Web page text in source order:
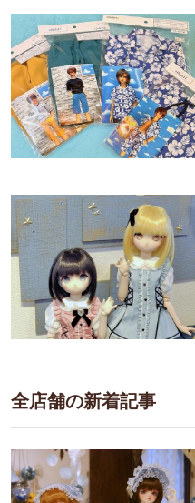
全店舗の新着記事